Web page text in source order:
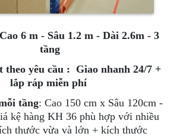
6 m - Sâu 1.2 m - Dài 2.6m - 3
tầng
theo yêu cầu : Giao nhanh 24/7 +
lắp ráp miễn phí
tầng: Cao 150 cm x Sâu 120cm -
kệ hàng KH 36 phù hợp với nhiều
thước vừa và lớn + kích thước